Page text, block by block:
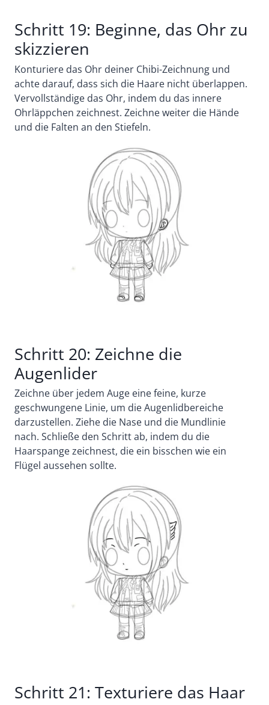
Schritt 19: Beginne, das Ohr zu
skizzieren
Konturiere das Ohr deiner Chibi-Zeichnung und
achte darauf, dass sich die Haare nicht überlappen.
Vervollständige das Ohr, indem du das innere
Ohrläppchen zeichnest. Zeichne weiter die Hände
und die Falten an den Stiefeln.
Schritt 20: Zeichne die
Augenlider
Zeichne über jedem Auge eine feine, kurze
geschwungene Linie, um die Augenlidbereiche
darzustellen. Ziehe die Nase und die Mundlinie
nach. Schließe den Schritt ab, indem du die
Haarspange zeichnest, die ein bisschen wie ein
Flügel aussehen sollte.
Schritt 21: Texturiere das Haar